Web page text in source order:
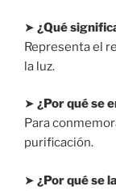
➤ ¿Qué
Representa el
la luz.
➤ ¿Por qué se
Para
purificación.
➤ ¿Por qué se